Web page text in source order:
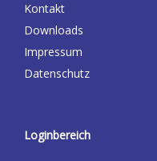
Kontakt
Downloads
Impressum
Datenschutz
Loginbereich